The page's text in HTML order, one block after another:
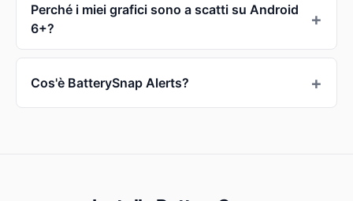
Perché i miei grafici sono a scatti su Android
6+?
Cos'è BatterySnap Alerts?